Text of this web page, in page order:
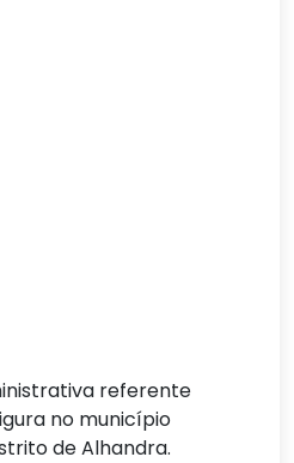
referente
no município
de Alhandra.